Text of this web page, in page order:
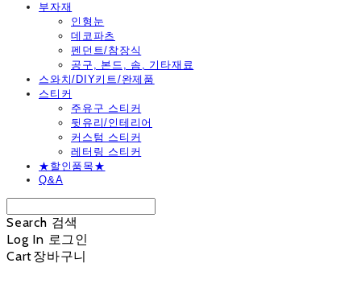
부자재
인형눈
데코파츠
펜던트/참장식
공구, 본드, 솜, 기타재료
스와치/DIY키트/완제품
스티커
주유구 스티커
뒷유리/인테리어
커스텀 스티커
레터링 스티커
★할인품목★
Q&A
Search 검색
Log In 로그인
Cart장바구니